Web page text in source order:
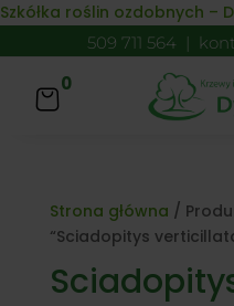
Skip to content
Szkółka roślin ozdobnych –
509 711 564 |
0
Strona główna /
“Sciadopitys